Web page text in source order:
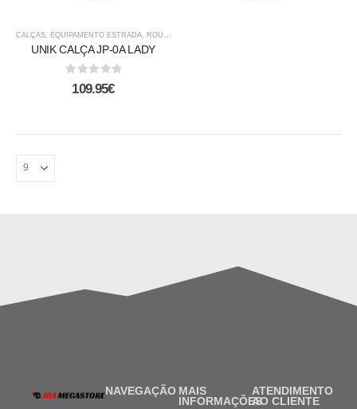
CALÇAS
EQUIPAMENTO ESTRADA ROUPA CASUAL
UNIK CALÇA JP-0A LADY
out of 5
109.95€
NAVEGAÇÃO MAIS
INFORMAÇÕES
ATENDIMENTO
AO CLIENTE